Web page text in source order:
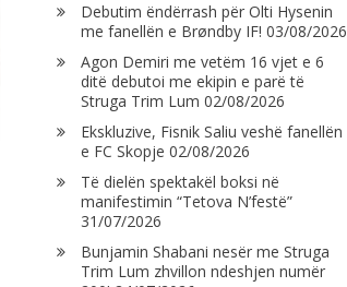
Debutim ëndërrash për Olti Hysenin
me fanellën e Brøndby IF! 03/08/2026
Agon Demiri me vetëm 16 vjet e 6
ditë debutoi me ekipin e parë të
Struga Trim Lum 02/08/2026
Ekskluzive, Fisnik Saliu veshë fanellën
e FC Skopje 02/08/2026
Të dielën spektakël boksi në
manifestimin “Tetova N’festë”
31/07/2026
Bunjamin Shabani nesër me Struga
Trim Lum zhvillon ndeshjen numër